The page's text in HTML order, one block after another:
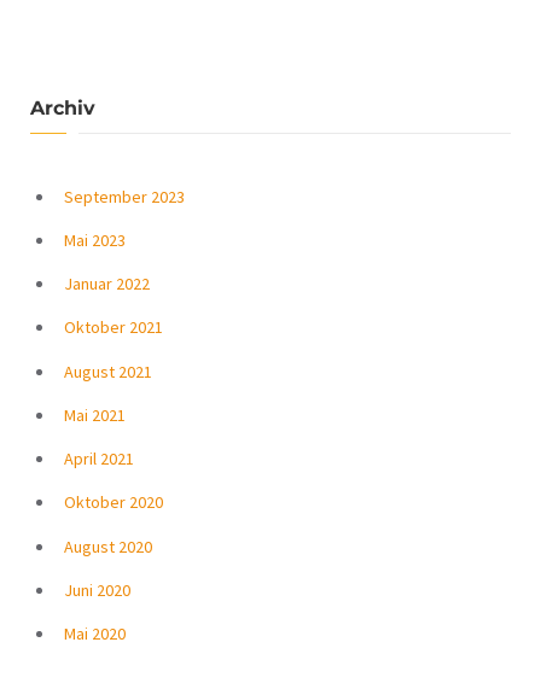
Archiv
September 2023
Mai 2023
Januar 2022
Oktober 2021
August 2021
Mai 2021
April 2021
Oktober 2020
August 2020
Juni 2020
Mai 2020